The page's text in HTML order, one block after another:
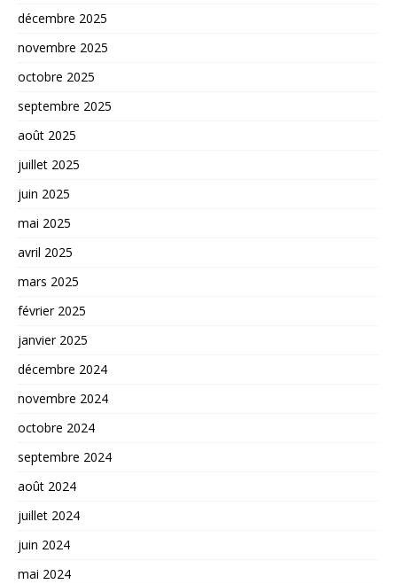
décembre 2025
novembre 2025
octobre 2025
septembre 2025
août 2025
juillet 2025
juin 2025
mai 2025
avril 2025
mars 2025
février 2025
janvier 2025
décembre 2024
novembre 2024
octobre 2024
septembre 2024
août 2024
juillet 2024
juin 2024
mai 2024